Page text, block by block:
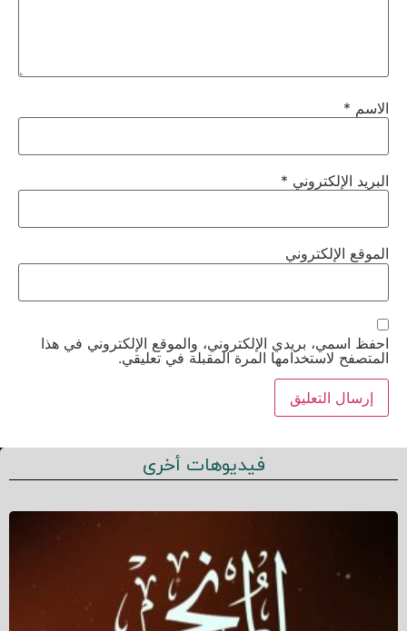
الاسم *
البريد الإلكتروني *
الموقع الإلكتروني
احفظ اسمي، بريدي الإلكتروني، والموقع الإلكتروني في هذا
المتصفح لاستخدامها المرة المقبلة في تعليقي.
فيديوهات أخرى